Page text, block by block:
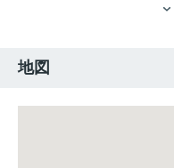
地図